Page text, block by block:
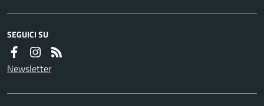
SEGUICI SU
Newsletter